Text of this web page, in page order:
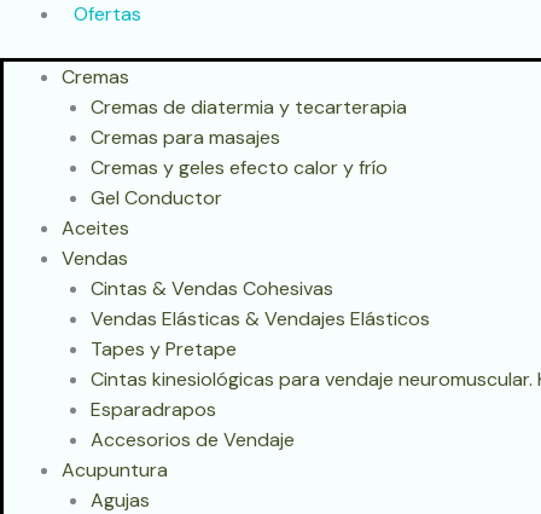
Ofertas
Cremas
Cremas de diatermia y tecarterapia
Cremas para masajes
Cremas y geles efecto calor y frío
Gel Conductor
Aceites
Vendas
Cintas & Vendas Cohesivas
Vendas Elásticas & Vendajes Elásticos
Tapes y Pretape
Cintas kinesiológicas para vendaje neuromuscular.
Esparadrapos
Accesorios de Vendaje
Acupuntura
Agujas